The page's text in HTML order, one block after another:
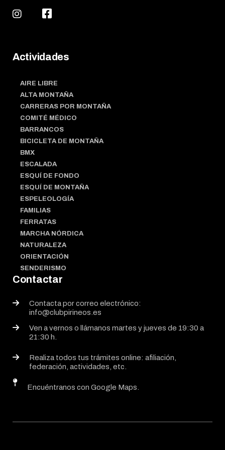
Actividades
AIRE LIBRE
ALTA MONTAÑA
CARRERAS POR MONTAÑA
COMITÉ MÉDICO
BARRANCOS
BICICLETA DE MONTAÑA
BMX
ESCALADA
ESQUÍ DE FONDO
ESQUÍ DE MONTAÑA
ESPELEOLOGÍA
FAMILIAS
FERRATAS
MARCHA NÓRDICA
NATURALEZA
ORIENTACIÓN
SENDERISMO
Contactar
Contacta por correo electrónico:
info@clubpirineos.es
Ven a vernos o llámanos martes y jueves de 19:30 a
21:30 h.
Realiza todos tus trámites online: afiliación,
federación, actividades, etc.
Encuéntranos con Google Maps.